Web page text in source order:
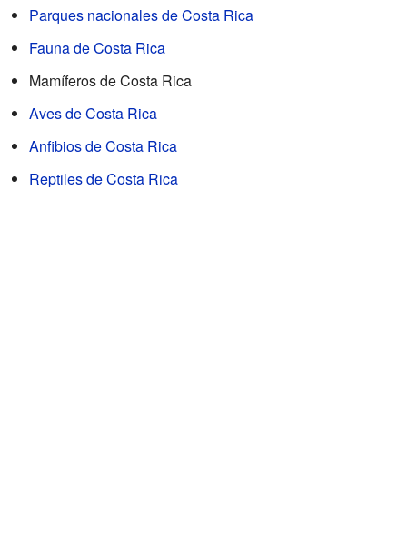
Parques nacionales de Costa Rica
Fauna de Costa Rica
Mamíferos de Costa Rica
Aves de Costa Rica
Anfibios de Costa Rica
Reptiles de Costa Rica